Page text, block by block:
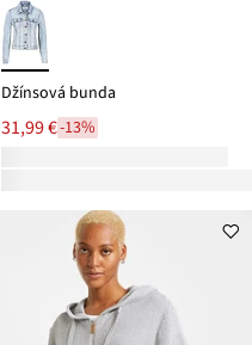
Džínsová bunda
31,99 €-13%